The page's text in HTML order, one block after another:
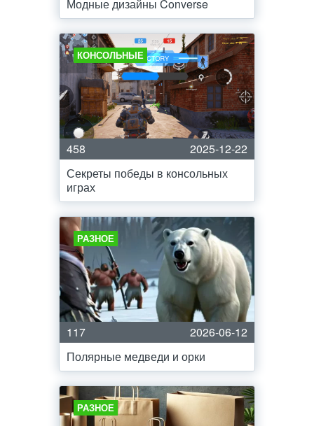
Модные дизайны Converse
КОНСОЛЬНЫЕ
458
2025-12-22
Секреты победы в консольных
играх
РАЗНОЕ
117
2026-06-12
Полярные медведи и орки
РАЗНОЕ